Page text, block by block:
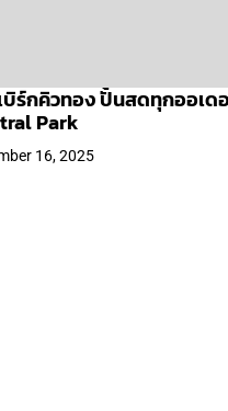
บิร์กคิวทอง ปั้นสดทุกออเด
Park
16, 2025